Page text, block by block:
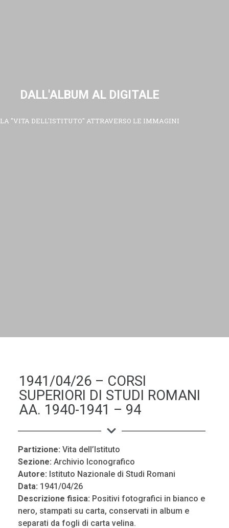
DALL'ALBUM AL DIGITALE
LA "VITA DELL'ISTITUTO" ATTRAVERSO LE IMMAGINI
1941/04/26 – CORSI
SUPERIORI DI STUDI ROMANI
AA. 1940-1941 – 94
Partizione: Vita dell’Istituto
Sezione: Archivio Iconografico
Autore: Istituto Nazionale di Studi Romani
Data: 1941/04/26
Descrizione fisica: Positivi fotografici in bianco e
nero, stampati su carta, conservati in album e
separati da fogli di carta velina.